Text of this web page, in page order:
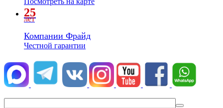
25
лет
Компании Фрайд
Честной гарантии